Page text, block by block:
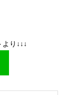
り↓↓↓